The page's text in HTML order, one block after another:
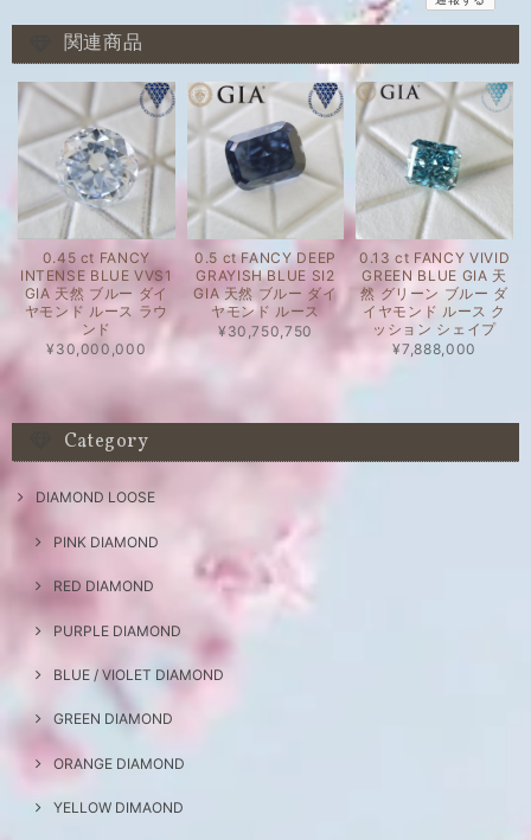
関連商品
0.45 ct FANCY
INTENSE BLUE VVS1
GIA 天然 ブルー ダイ
ヤモンド ルース ラウ
ンド
¥30,000,000
0.5 ct FANCY DEEP
GRAYISH BLUE SI2
GIA 天然 ブルー ダイ
ヤモンド ルース
¥30,750,750
0.13 ct FANCY VIVID
GREEN BLUE GIA 天
然 グリーン ブルー ダ
イヤモンド ルース ク
ッション シェイプ
¥7,888,000
Category
DIAMOND LOOSE
PINK DIAMOND
RED DIAMOND
PURPLE DIAMOND
BLUE / VIOLET DIAMOND
GREEN DIAMOND
ORANGE DIAMOND
YELLOW DIMAOND